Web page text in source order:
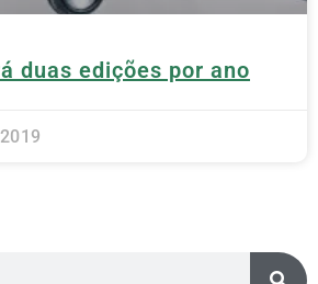
duas edições por ano